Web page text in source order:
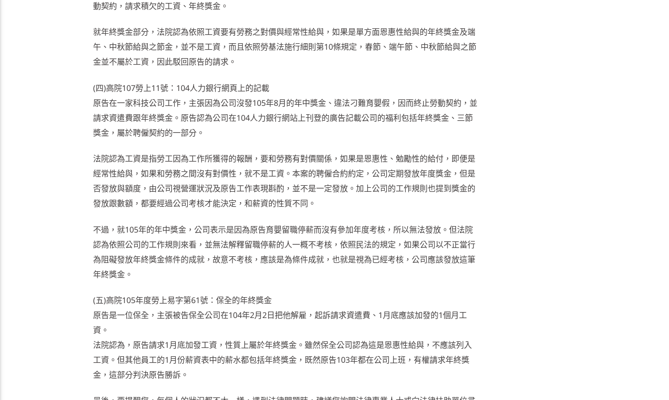
動契約，請求積欠的工資、年終獎金。
就年終獎金部分，法院認為依照工資要有勞務之對價與經常性給與，如果是單方面恩惠性給與的年終獎金及端
午、中秋節給與之節金，並不是工資，而且依照勞基法施行細則第10條規定，春節、端午節、中秋節給與之節
金並不屬於工資，因此駁回原告的請求。
(四)高院107勞上11號：104人力銀行網頁上的記載
原告在一家科技公司工作，主張因為公司沒發105年8月的年中獎金、違法刁難育嬰假，因而終止勞動契約，並
請求資遣費跟年終獎金。原告認為公司在104人力銀行網站上刊登的廣告記載公司的福利包括年終獎金、三節
獎金，屬於聘僱契約的一部分。
法院認為工資是指勞工因為工作所獲得的報酬，要和勞務有對價關係，如果是恩惠性、勉勵性的給付，即便是
經常性給與，如果和勞務之間沒有對價性，就不是工資。本案的聘僱合約約定，公司定期發放年度獎金，但是
否發放與額度，由公司視營運狀況及原告工作表現斟酌，並不是一定發放。加上公司的工作規則也提到獎金的
發放跟數額，都要經過公司考核才能決定，和薪資的性質不同。
不過，就105年的年中獎金，公司表示是因為原告育嬰留職停薪而沒有參加年度考核，所以無法發放。但法院
認為依照公司的工作規則來看，並無法解釋留職停薪的人一概不考核，依照民法的規定，如果公司以不正當行
為阻礙發放年終獎金條件的成就，故意不考核，應該是為條件成就，也就是視為已經考核，公司應該發放這筆
年終獎金。
(五)高院105年度勞上易字第61號：保全的年終獎金
原告是一位保全，主張被告保全公司在104年2月2日把他解雇，起訴請求資遣費、1月底應該加發的1個月工
資。
法院認為，原告請求1月底加發工資，性質上屬於年終獎金。雖然保全公司認為這是恩惠性給與，不應該列入
工資。但其他員工的1月份薪資表中的薪水都包括年終獎金，既然原告103年都在公司上班，有權請求年終獎
金，這部分判決原告勝訴。